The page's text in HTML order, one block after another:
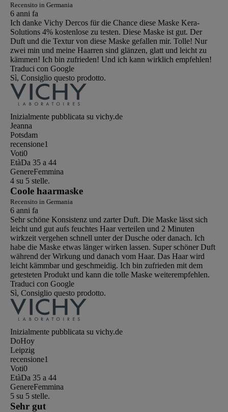
Recensito in Germania
6 anni fa
Ich danke Vichy Dercos für die Chance diese Maske Kera-
Solutions 4% kostenlose zu testen. Diese Maske ist gut. Der
Duft und die Textur von diese Maske gefallen mir. Tolle! Nur
zwei min und meine Haarren sind glänzen, glatt und leicht zu
kämmen! Ich bin zufrieden! Und ich kann wirklich empfehlen!
Traduci con Google
Sì, Consiglio questo prodotto.
Inizialmente pubblicata su vichy.de
Jeanna
Potsdam
recensione1
Voti0
EtàDa 35 a 44
GenereFemmina
4 su 5 stelle.
Coole haarmaske
Recensito in Germania
6 anni fa
Sehr schöne Konsistenz und zarter Duft. Die Maske lässt sich
leicht und gut aufs feuchtes Haar verteilen und 2 Minuten
wirkzeit vergehen schnell unter der Dusche oder danach. Ich
habe die Maske etwas länger wirken lassen. Super schöner Duft
während der Wirkung und danach vom Haar. Das Haar wird
leicht kämmbar und geschmeidig. Ich bin zufrieden mit dem
getesteten Produkt und kann die tolle Maske weiterempfehlen.
Traduci con Google
Sì, Consiglio questo prodotto.
Inizialmente pubblicata su vichy.de
DoHoy
Leipzig
recensione1
Voti0
EtàDa 35 a 44
GenereFemmina
5 su 5 stelle.
Sehr gut